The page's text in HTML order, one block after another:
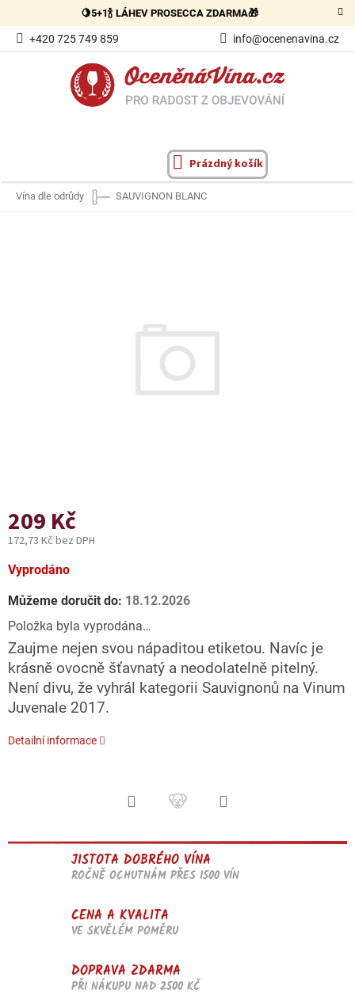
obsah
🍋5+1🍾 LÁHEV PROSECCA ZDARMA🎁
+420 725 749 859 info@ocenenavina.cz
NÁKUPNÍ
KOŠÍK
Prázdný košík
Vína dle odrůdy SAUVIGNON BLANC
209 Kč
172,73 Kč bez DPH
Měrná
Vyprodáno
Můžeme doručit do: 18.12.2026
Položka byla vyprodána…
Zaujme nejen svou nápaditou etiketou. Navíc je
krásně ovocně šťavnatý a neodolatelně pitelný.
Není divu, že vyhrál kategorii Sauvignonů na Vinum
Juvenale 2017.
Detailní informace
JISTOTA DOBRÉHO VÍNA
ROČNĚ OCHUTNÁM PŘES 1500 VÍN
CENA A KVALITA
VE SKVĚLÉM POMĚRU
DOPRAVA ZDARMA
PŘI NÁKUPU NAD 2500 KČ